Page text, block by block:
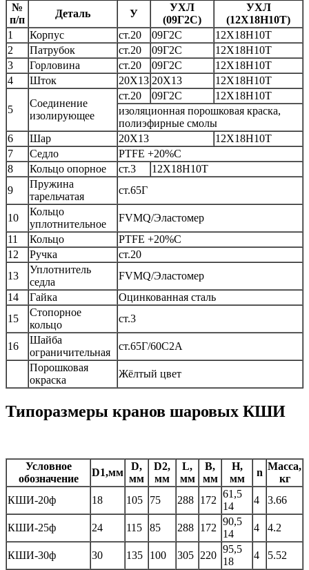
№
п/п
Деталь У
УХЛ
(09Г2С)
УХЛ
(12X18H10T)
1
Корпус ст.20 09Г2С
12X18H10T
2
Патрубок ст.20 09Г2С
12X18H10T
3
Горловина ст.20 09Г2С
12X18H10T
4
Шток 20Х13 20Х13 12X18H10T
5
Соединение
изолирующее
ст.20 09Г2С
12X18H10T
изоляционная порошковая краска,
полиэфирные смолы
6
Шар 20Х13
12X18H10T
7
Седло
PTFE +20%C
8
Кольцо опорное ст.3
12X18H10T
9
Пружина
тарельчатая
ст.65Г
10
Кольцо
уплотнительное
FVMQ/Эластомер
11
Кольцо
PTFE +20%C
12
Ручка
ст.20
13
Уплотнитель
седла
FVMQ/Эластомер
14
Гайка
Оцинкованная сталь
15
Стопорное
кольцо
ст.3
16
Шайба
ограничительная
ст.65Г/60С2А
Порошковая
окраска
Жёлтый цвет
Типоразмеры кранов шаровых КШИ
Условное
обозначение
D1,мм
D,
мм
D2,
мм
L,
мм
B,
мм
H,
мм
n
Масса,
кг
КШИ-20ф
18 105 75 288 172
61,5
14
4 3.66
КШИ-25ф 24 115 85 288 172
90,5
14
4 4.2
КШИ-30ф 30 135 100 305 220
95,5
18
4 5.52